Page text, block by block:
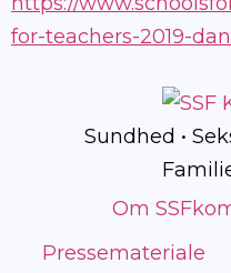
for-teachers-2019-
Sundhed •
Om
Pressemateriale